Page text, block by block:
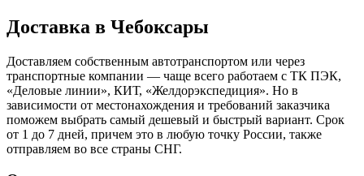
Доставка в Чебоксары
Доставляем собственным автотранспортом или через
транспортные компании — чаще всего работаем с ТК ПЭК,
«Деловые линии», КИТ, «Желдорэкспедиция». Но в
зависимости от местонахождения и требований заказчика
поможем выбрать самый дешевый и быстрый вариант. Срок
от 1 до 7 дней, причем это в любую точку России, также
отправляем во все страны СНГ.